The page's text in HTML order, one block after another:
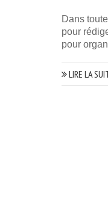
Dans
pour
pour
LIRE LA